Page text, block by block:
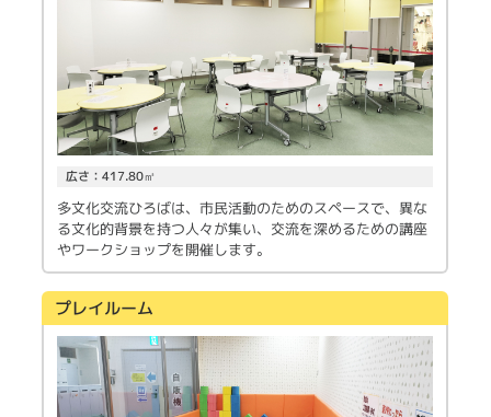
広さ：417.80㎡
多文化交流ひろばは、市民活動のためのスペースで、異な
る文化的背景を持つ人々が集い、交流を深めるための講座
やワークショップを開催します。
プレイルーム